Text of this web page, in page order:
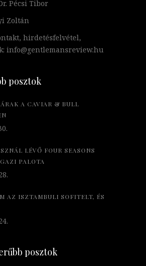
Pécsi Tibor
Zoltán
hirdetésfelvétel,
info@gentlemansreview.hu
posztok
A CAVIAR & BULL
LÉVŐ FOUR SEASONS
PALOTA
AZ ISZTAMBULI SOFITELT, ÉS
posztok